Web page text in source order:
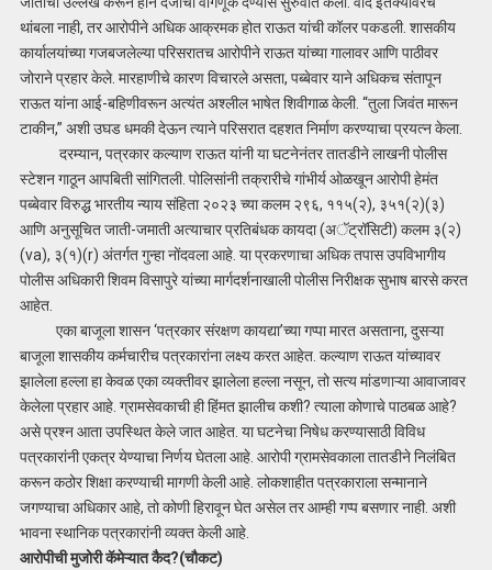
थांबला नाही, तर आरोपीने अधिक आक्रमक होत राऊत यांची कॉलर पकडली. शासकीय
कार्यालयांच्या गजबजलेल्या परिसरातच आरोपीने राऊत यांच्या गालावर आणि पाठीवर
जोराने प्रहार केले. मारहाणीचे कारण विचारले असता, पब्बेवार याने अधिकच संतापून
राऊत यांना आई-बहिणीवरून अत्यंत अश्लील भाषेत शिवीगाळ केली. “तुला जिवंत मारून
टाकीन,” अशी उघड धमकी देऊन त्याने परिसरात दहशत निर्माण करण्याचा प्रयत्न केला.
दरम्यान, पत्रकार कल्याण राऊत यांनी या घटनेनंतर तातडीने लाखनी पोलीस
स्टेशन गाठून आपबिती सांगितली. पोलिसांनी तक्रारीचे गांभीर्य ओळखून आरोपी हेमंत
पब्बेवार विरुद्ध भारतीय न्याय संहिता २०२३ च्या कलम २९६, ११५(२), ३५१(२)(३)
आणि अनुसूचित जाती-जमाती अत्याचार प्रतिबंधक कायदा (अॅट्रॉसिटी) कलम ३(२)
(va), ३(१)(r) अंतर्गत गुन्हा नोंदवला आहे. या प्रकरणाचा अधिक तपास उपविभागीय
पोलीस अधिकारी शिवम विसापुरे यांच्या मार्गदर्शनाखाली पोलीस निरीक्षक सुभाष बारसे करत
आहेत.
एका बाजूला शासन ‘पत्रकार संरक्षण कायद्या’च्या गप्पा मारत असताना, दुसऱ्या
बाजूला शासकीय कर्मचारीच पत्रकारांना लक्ष्य करत आहेत. कल्याण राऊत यांच्यावर
झालेला हल्ला हा केवळ एका व्यक्तीवर झालेला हल्ला नसून, तो सत्य मांडणाऱ्या आवाजावर
केलेला प्रहार आहे. ग्रामसेवकाची ही हिंमत झालीच कशी? त्याला कोणाचे पाठबळ आहे?
असे प्रश्न आता उपस्थित केले जात आहेत. या घटनेचा निषेध करण्यासाठी विविध
पत्रकारांनी एकत्र येण्याचा निर्णय घेतला आहे. आरोपी ग्रामसेवकाला तातडीने निलंबित
करून कठोर शिक्षा करण्याची मागणी केली आहे. लोकशाहीत पत्रकाराला सन्मानाने
जगण्याचा अधिकार आहे, तो कोणी हिरावून घेत असेल तर आम्ही गप्प बसणार नाही. अशी
भावना स्थानिक पत्रकारांनी व्यक्त केली आहे.
आरोपीची मुजोरी कॅमेऱ्यात कैद?(चौकट)